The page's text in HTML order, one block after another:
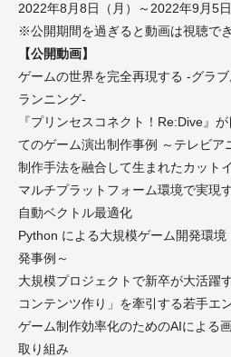
2022年8月8日（月）～2022年9月5
※公開期間を過ぎると動画は視聴で
【公開動画】
ゲームの世界を完全再現する -グラ
ランニング-
『プリンセスコネクト！Re:Dive』
てのゲーム演出制作事例 ～テレビア
制作手法を融合して生まれたカット
マルチプラットフォーム環境で実現
自動ベクトル最適化
Python による大規模ゲーム開発環
発事例～
大規模プロジェクトで新卒が大活躍
コンテンツ作り」を牽引する若手エ
ゲーム制作効率化のためのAIによる
取り組み